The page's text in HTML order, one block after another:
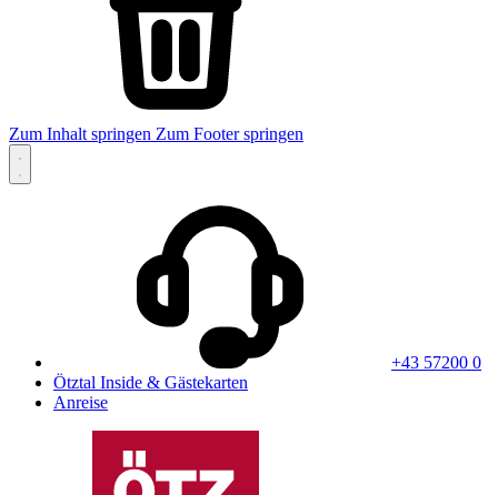
Zum Inhalt springen Zum Footer springen
+43 57200 0
Ötztal Inside & Gästekarten
Anreise